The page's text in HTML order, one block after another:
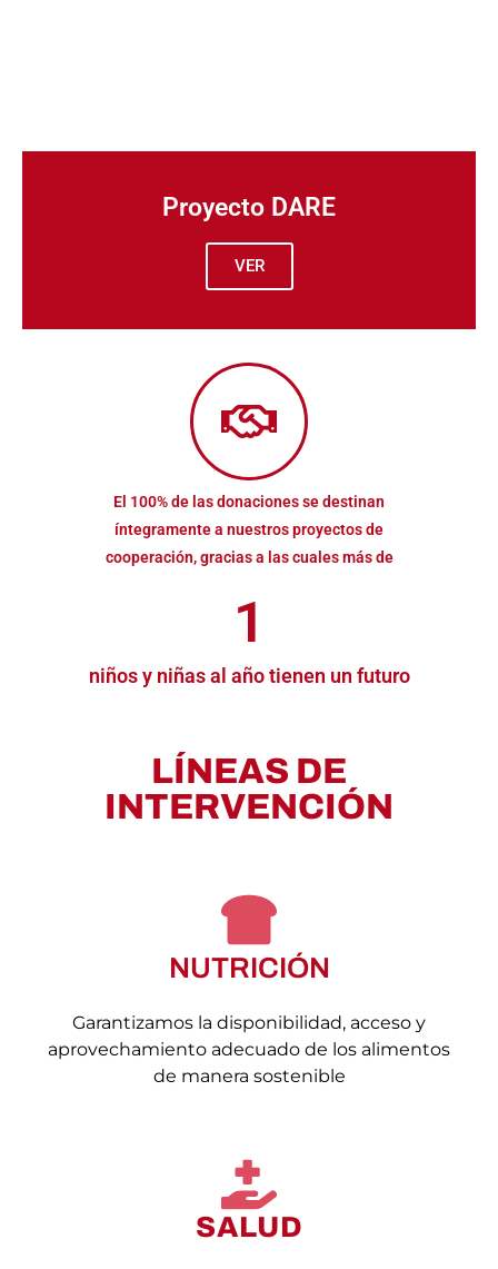
Proyecto DARE
VER
El 100% de las donaciones se destinan
íntegramente a nuestros proyectos de
cooperación, gracias a las cuales más de
niños y niñas al año tienen un futuro
1
LÍNEAS DE
INTERVENCIÓN
NUTRICIÓN
Garantizamos la disponibilidad, acceso y
aprovechamiento adecuado de los alimentos
de manera sostenible
SALUD